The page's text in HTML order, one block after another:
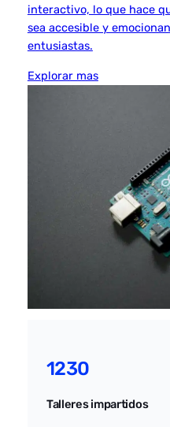
interactivo, lo que hace
sea accesible y
entusiastas.
Explorar mas
1230
Talleres impartidos